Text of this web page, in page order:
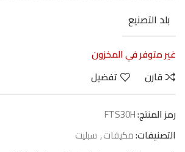
بلد التصنيع
غير متوفر في المخزون
قارن
تفضيل
رمز المنتج:FTS30H
التصنيفات:مكيفات, سبليت